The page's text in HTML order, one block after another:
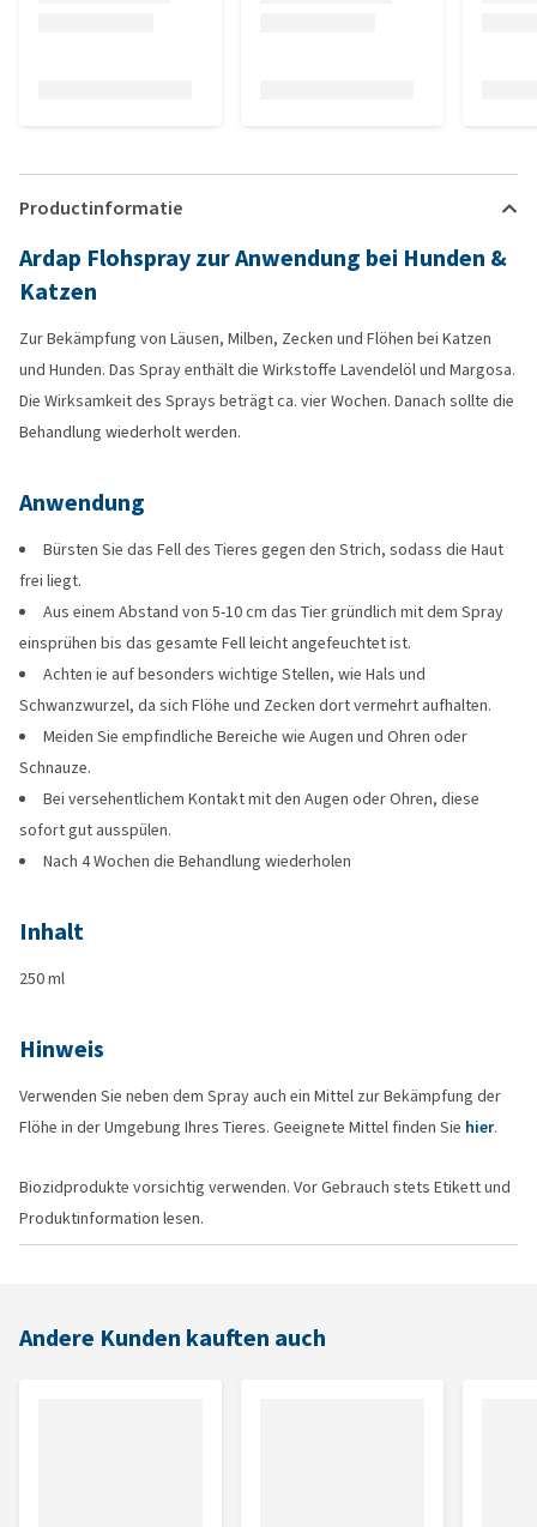
Productinformatie
Ardap Flohspray zur Anwendung bei Hunden &
Katzen
Zur Bekämpfung von Läusen, Milben, Zecken und Flöhen bei Katzen
und Hunden. Das Spray enthält die Wirkstoffe Lavendelöl und Margosa.
Die Wirksamkeit des Sprays beträgt ca. vier Wochen. Danach sollte die
Behandlung wiederholt werden.
Anwendung
Bürsten Sie das Fell des Tieres gegen den Strich, sodass die Haut
frei liegt.
Aus einem Abstand von 5-10 cm das Tier gründlich mit dem Spray
einsprühen bis das gesamte Fell leicht angefeuchtet ist.
Achten ie auf besonders wichtige Stellen, wie Hals und
Schwanzwurzel, da sich Flöhe und Zecken dort vermehrt aufhalten.
Meiden Sie empfindliche Bereiche wie Augen und Ohren oder
Schnauze.
Bei versehentlichem Kontakt mit den Augen oder Ohren, diese
sofort gut ausspülen.
Nach 4 Wochen die Behandlung wiederholen
Inhalt
250 ml
Hinweis
Verwenden Sie neben dem Spray auch ein Mittel zur Bekämpfung der
Flöhe in der Umgebung Ihres Tieres. Geeignete Mittel finden Sie hier.
Biozidprodukte vorsichtig verwenden. Vor Gebrauch stets Etikett und
Produktinformation lesen.
Andere Kunden kauften auch